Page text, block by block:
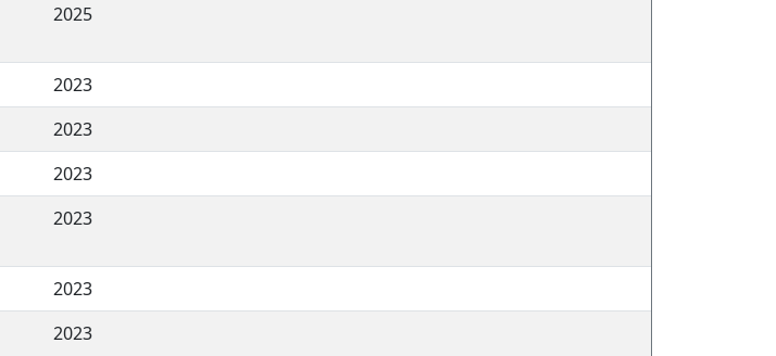
2025
2023
2023
2023
2023
2023
2023